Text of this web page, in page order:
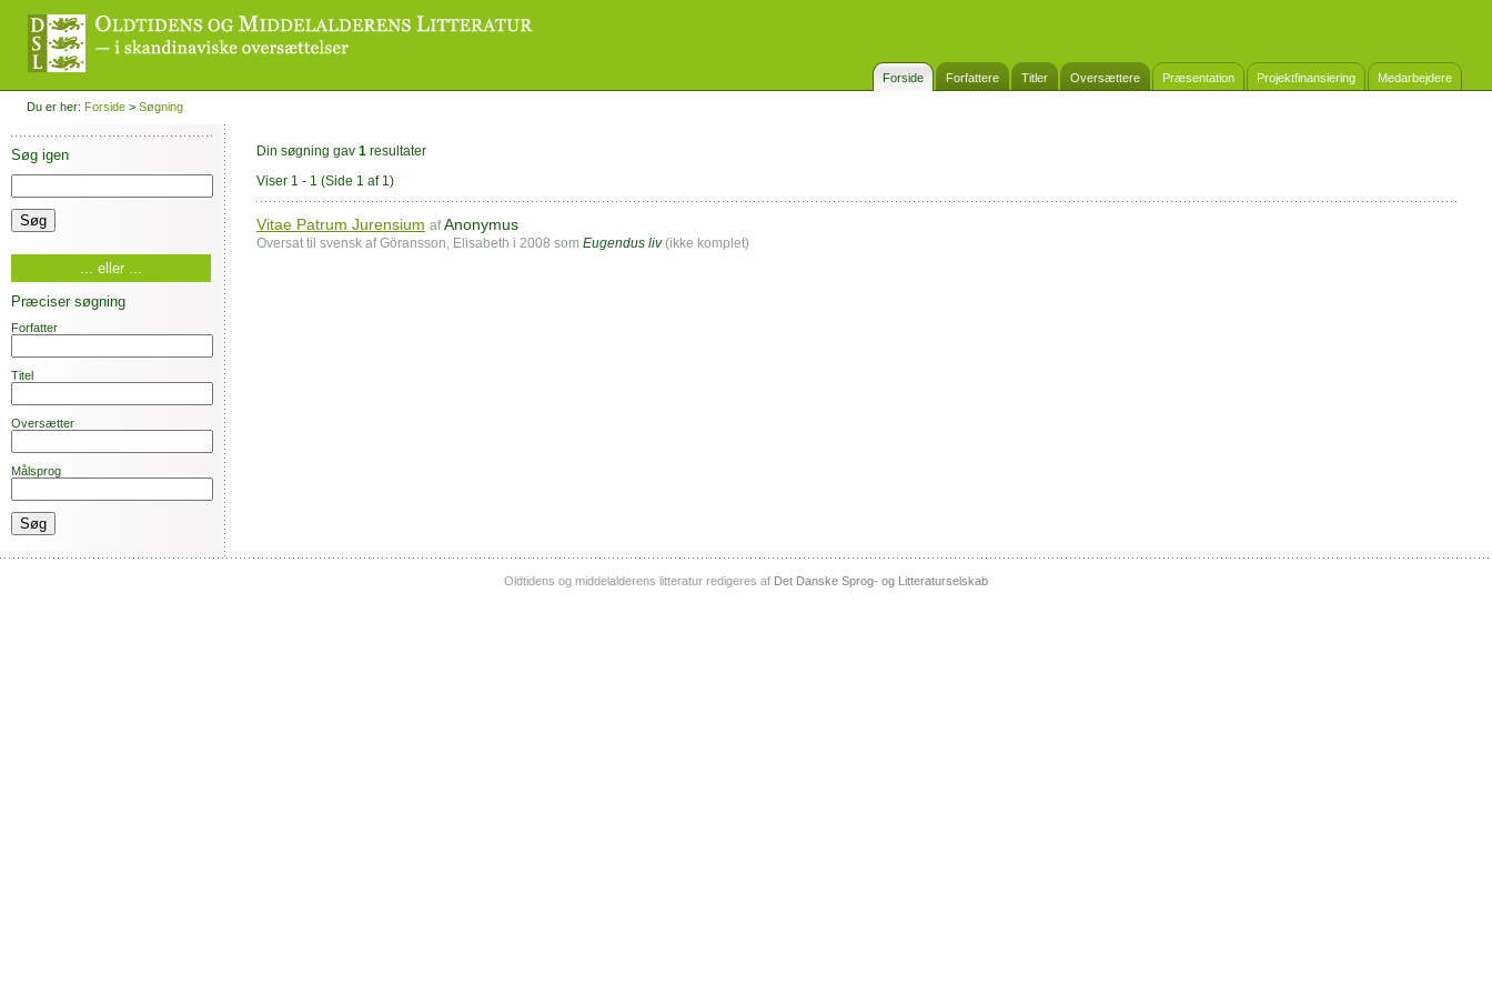
Forside Forfattere Titler Oversættere Præsentation Projektfinansiering Medarbejdere
Du er her: Forside > Søgning
Søg igen
... eller ...
Præciser søgning
Forfatter
Titel
Oversætter
Målsprog
Din søgning gav 1 resultater
Viser 1 - 1 (Side 1 af 1)
Vitae Patrum Jurensium afAnonymus
Oversat til svensk af Göransson, Elisabeth i 2008 som Eugendus liv(ikke komplet)
Oldtidens og middelalderens litteratur redigeres af Det Danske Sprog- og Litteraturselskab